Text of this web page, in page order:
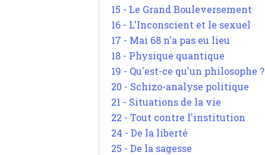
15 - Le Grand Bouleversement
16 - L'Inconscient et le sexuel
17 - Mai 68 n'a pas eu lieu
18 - Physique quantique
19 - Qu'est-ce qu'un philosophe ?
20 - Schizo-analyse politique
21 - Situations de la vie
22 - Tout contre l'institution
24 - De la liberté
25 - De la sagesse